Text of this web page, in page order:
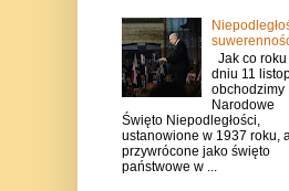
Jak co roku
dniu 11
obchodzimy
Narodowe
Święto Niepodległości,
ustanowione w 1937 roku,
przywrócone jako święto
państwowe w ...